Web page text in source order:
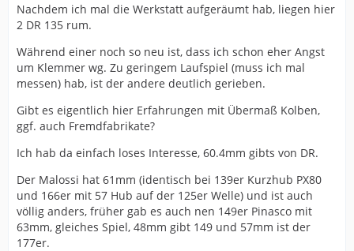
Nachdem ich mal die Werkstatt aufgeräumt hab, liegen hier
2 DR 135 rum.
Während einer noch so neu ist, dass ich schon eher Angst
um Klemmer wg. Zu geringem Laufspiel (muss ich mal
messen) hab, ist der andere deutlich gerieben.
Gibt es eigentlich hier Erfahrungen mit Übermaß Kolben,
ggf. auch Fremdfabrikate?
Ich hab da einfach loses Interesse, 60.4mm gibts von DR.
Der Malossi hat 61mm (identisch bei 139er Kurzhub PX80
und 166er mit 57 Hub auf der 125er Welle) und ist auch
völlig anders, früher gab es auch nen 149er Pinasco mit
63mm, gleiches Spiel, 48mm gibt 149 und 57mm ist der
177er.